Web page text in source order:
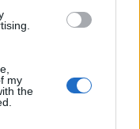
my
the